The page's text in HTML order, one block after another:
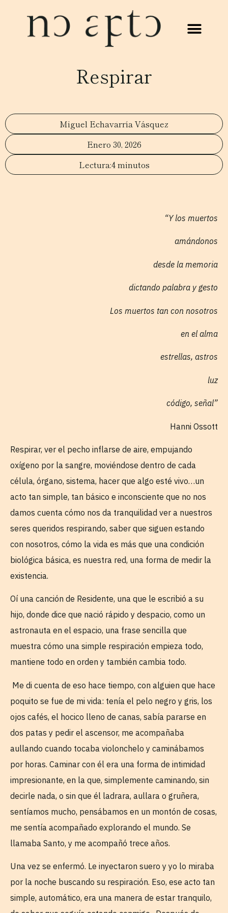
Respirar
Miguel Echavarría Vásquez
Enero 30, 2026
4 minutos
“Y los muertos
amándonos
desde la memoria
dictando palabra y gesto
Los muertos tan con nosotros
en el alma
estrellas, astros
luz
código, señal”
Hanni Ossott
Respirar, ver el pecho inflarse de aire, empujando
oxígeno por la sangre, moviéndose dentro de cada
célula, órgano, sistema, hacer que algo esté vivo…un
acto tan simple, tan básico e inconsciente que no nos
damos cuenta cómo nos da tranquilidad ver a nuestros
seres queridos respirando, saber que siguen estando
con nosotros, cómo la vida es más que una condición
biológica básica, es nuestra red, una forma de medir la
existencia.
Oí una canción de Residente, una que le escribió a su
hijo, donde dice que nació rápido y despacio, como un
astronauta en el espacio, una frase sencilla que
muestra cómo una simple respiración empieza todo,
mantiene todo en orden y también cambia todo.
Me di cuenta de eso hace tiempo, con alguien que hace
poquito se fue de mi vida: tenía el pelo negro y gris, los
ojos cafés, el hocico lleno de canas, sabía pararse en
dos patas y pedir el ascensor, me acompañaba
aullando cuando tocaba violonchelo y caminábamos
por horas. Caminar con él era una forma de intimidad
impresionante, en la que, simplemente caminando, sin
decirle nada, o sin que él ladrara, aullara o gruñera,
sentíamos mucho, pensábamos en un montón de cosas,
me sentía acompañado explorando el mundo. Se
llamaba Santo, y me acompañó trece años.
Una vez se enfermó. Le inyectaron suero y yo lo miraba
por la noche buscando su respiración. Eso, ese acto tan
simple, automático, era una manera de estar tranquilo,